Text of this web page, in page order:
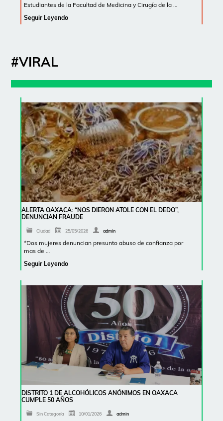
Estudiantes de la Facultad de Medicina y Cirugía de la …
Seguir Leyendo
#VIRAL
ALERTA OAXACA: “NOS DIERON ATOLE CON EL DEDO”,
DENUNCIAN FRAUDE
Ciudad 25/05/2026 admin
*Dos mujeres denuncian presunto abuso de confianza por
mas de …
Seguir Leyendo
DISTRITO 1 DE ALCOHÓLICOS ANÓNIMOS EN OAXACA
CUMPLE 50 AÑOS
Sin Categoría 10/01/2026 admin